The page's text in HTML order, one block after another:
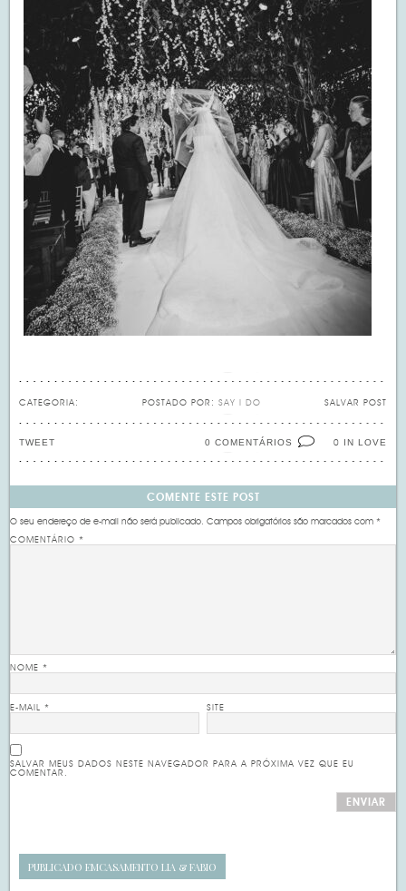
CATEGORIA: SALVAR POST
POSTADO POR: SAY I DO
0 IN LOVE
0 COMENTÁRIOS
TWEET
COMENTE ESTE POST
O seu endereço de e-mail não será publicado. Campos obrigatórios são marcados com*
COMENTÁRIO*
NOME*
E-MAIL* SITE
SALVAR MEUS DADOS NESTE NAVEGADOR PARA A PRÓXIMA VEZ QUE EU
COMENTAR.
PUBLICADO EMCASAMENTO LIA & FABIO